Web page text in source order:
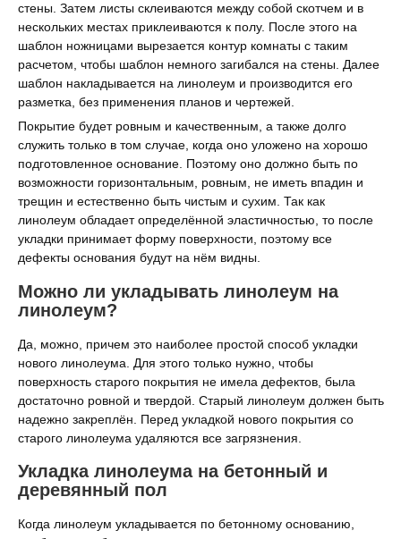
стены. Затем листы склеиваются между собой скотчем и в
нескольких местах приклеиваются к полу. После этого на
шаблон ножницами вырезается контур комнаты с таким
расчетом, чтобы шаблон немного загибался на стены. Далее
шаблон накладывается на линолеум и производится его
разметка, без применения планов и чертежей.
Покрытие будет ровным и качественным, а также долго
служить только в том случае, когда оно уложено на хорошо
подготовленное основание. Поэтому оно должно быть по
возможности горизонтальным, ровным, не иметь впадин и
трещин и естественно быть чистым и сухим. Так как
линолеум обладает определённой эластичностью, то после
укладки принимает форму поверхности, поэтому все
дефекты основания будут на нём видны.
Можно ли укладывать линолеум на
линолеум?
Да, можно, причем это наиболее простой способ укладки
нового линолеума. Для этого только нужно, чтобы
поверхность старого покрытия не имела дефектов, была
достаточно ровной и твердой. Старый линолеум должен быть
надежно закреплён. Перед укладкой нового покрытия со
старого линолеума удаляются все загрязнения.
Укладка линолеума на бетонный и
деревянный пол
Когда линолеум укладывается по бетонному основанию,